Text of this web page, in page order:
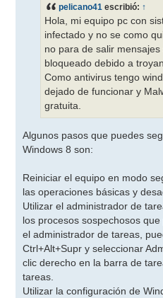
pelicano41 escribió: ↑
Hola, mi equipo pc con
infectado y no se como
no para de salir
bloqueado debido a
Como antivirus tengo
dejado de funcionar y
gratuita.
Algunos pasos que puedes
Windows 8 son:
Reiniciar el equipo en modo
las operaciones básicas y
Utilizar el administrador de
los procesos sospechosos
el administrador de tareas,
Ctrl+Alt+Supr y seleccionar
clic derecho en la barra de
tareas.
Utilizar la configuración de